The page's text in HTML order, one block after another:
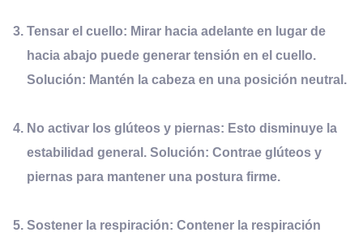
Tensar el cuello: Mirar hacia adelante en lugar de
hacia abajo puede generar tensión en el cuello.
Solución: Mantén la cabeza en una posición neutral.
No activar los glúteos y piernas: Esto disminuye la
estabilidad general. Solución: Contrae glúteos y
piernas para mantener una postura firme.
Sostener la respiración: Contener la respiración